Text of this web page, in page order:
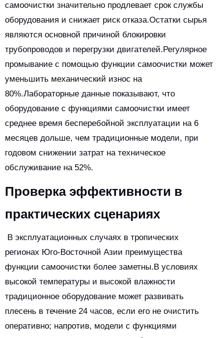
самоочистки значительно продлевает срок службы
оборудования и снижает риск отказа.Остатки сырья
являются основной причиной блокировки
трубопроводов и перегрузки двигателей.Регулярное
промывание с помощью функции самоочистки может
уменьшить механический износ на
80%.Лабораторные данные показывают, что
оборудование с функциями самоочистки имеет
среднее время бесперебойной эксплуатации на 6
месяцев дольше, чем традиционные модели, при
годовом снижении затрат на техническое
обслуживание на 52%.
Проверка эффективности в
практических сценариях
В эксплуатационных случаях в тропических
регионах Юго-Восточной Азии преимущества
функции самоочистки более заметны.В условиях
высокой температуры и высокой влажности
традиционное оборудование может развивать
плесень в течение 24 часов, если его не очистить
оперативно; напротив, модели с функциями